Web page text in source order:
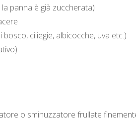
panna è già zuccherata)
ciliegie, albicocche, uva etc.)
o sminuzzatore frullate